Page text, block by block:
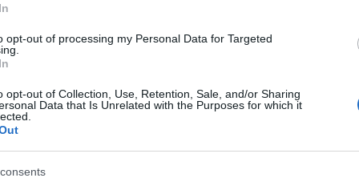
opt-out of processing my Personal Data for Targeted
opt-out of Collection, Use, Retention, Sale, and/or Sharing
Data that Is Unrelated with the Purposes for which it
Ιωάννης Μασούτης: «Οποιαδήποτε
εις βάρος των επιχειρήσεων και κυρίως
καθώς επηρεάζουν την
τους».